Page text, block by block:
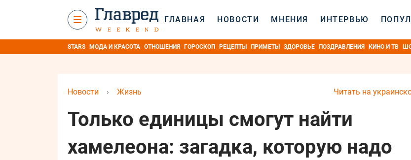
ГЛАВНАЯ НОВОСТИ МНЕНИЯ ИНТЕРВЬЮ
STARS МОДА И КРАСОТА ОТНОШЕНИЯ ГОРОСКОП РЕЦЕПТЫ ПРИМЕТЫ ЗДОРОВЬЕ ПОЗДРАВЛЕНИЯ КИНО И ТВ
Читать на
Новости › Жизнь
Только единицы смогут найти
хамелеона: загадка, которую надо